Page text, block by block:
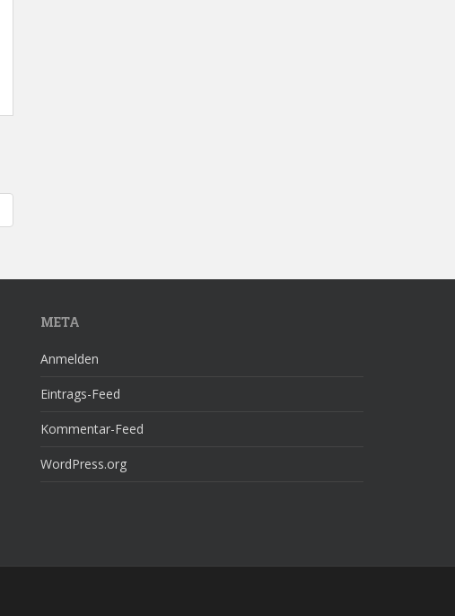
META
Anmelden
Eintrags-Feed
Kommentar-Feed
WordPress.org